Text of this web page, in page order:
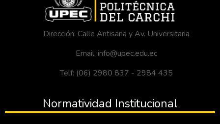
Dirección: Calle Antisana y Av. Universitaria
Email: info@upec.edu.ec
Telf: (06) 2980 837 - 2984 435
Normatividad Institucional